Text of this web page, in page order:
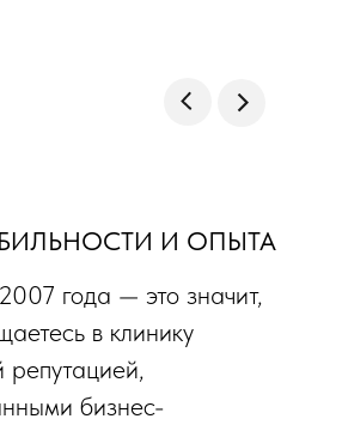
И ОПЫТА
года — это значит,
в клинику
репутацией,
бизнес-